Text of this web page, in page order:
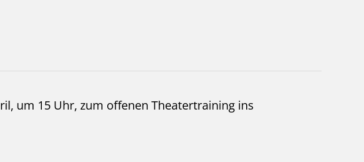
um 15 Uhr, zum offenen Theatertraining ins